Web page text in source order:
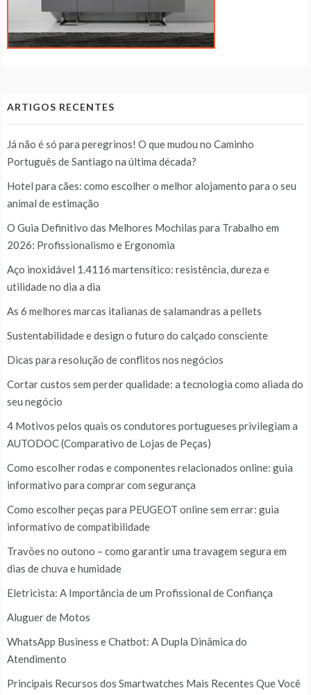
ARTIGOS RECENTES
Já não é só para peregrinos! O que mudou no Caminho
Português de Santiago na última década?
Hotel para cães: como escolher o melhor alojamento para o seu
animal de estimação
O Guia Definitivo das Melhores Mochilas para Trabalho em
2026: Profissionalismo e Ergonomia
Aço inoxidável 1.4116 martensítico: resistência, dureza e
utilidade no dia a dia
As 6 melhores marcas italianas de salamandras a pellets
Sustentabilidade e design o futuro do calçado consciente
Dicas para resolução de conflitos nos negócios
Cortar custos sem perder qualidade: a tecnologia como aliada do
seu negócio
4 Motivos pelos quais os condutores portugueses privilegiam a
AUTODOC (Comparativo de Lojas de Peças)
Como escolher rodas e componentes relacionados online: guia
informativo para comprar com segurança
Como escolher peças para PEUGEOT online sem errar: guia
informativo de compatibilidade
Travões no outono – como garantir uma travagem segura em
dias de chuva e humidade
Eletricista: A Importância de um Profissional de Confiança
Aluguer de Motos
WhatsApp Business e Chatbot: A Dupla Dinâmica do
Atendimento
Principais Recursos dos Smartwatches Mais Recentes Que Você